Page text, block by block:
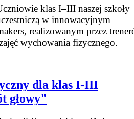
klas I–III naszej szkoły
w innowacyjnym
realizowanym przez
wychowania fizycznego.
dla klas I-III
głowy"